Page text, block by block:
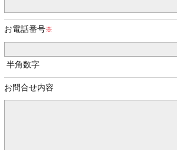
お電話番号
半角数字
お問合せ内容